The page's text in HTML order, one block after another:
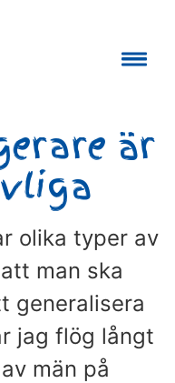
är
olika typer av
man ska
generalisera
jag flög långt
män på